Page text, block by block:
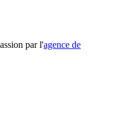
par l'agence de